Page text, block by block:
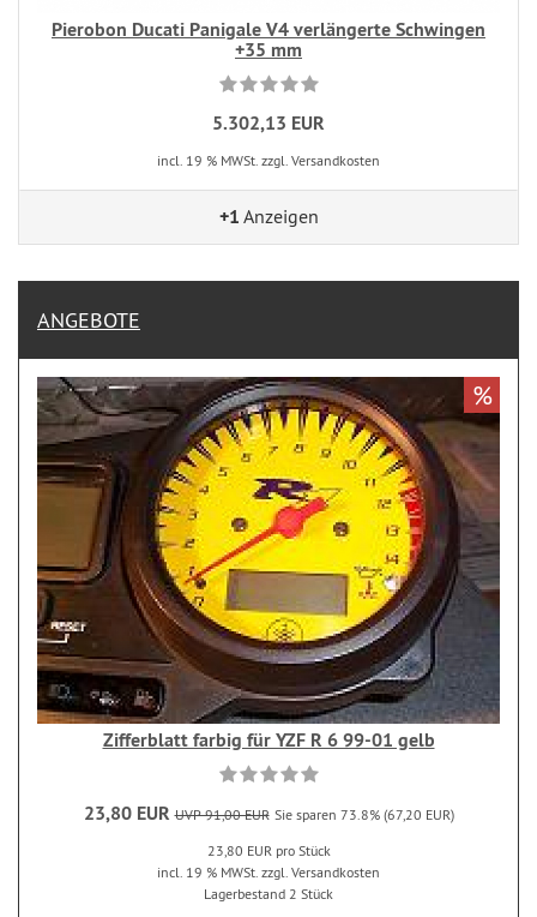
Pierobon Ducati Panigale V4 verlängerte Schwingen
+35 mm
5.302,13 EUR
incl. 19 % MWSt. zzgl. Versandkosten
+1 Anzeigen
ANGEBOTE
Zifferblatt farbig für YZF R 6 99-01 gelb
23,80 EUR UVP 91,00 EUR Sie sparen 73.8% (67,20 EUR)
23,80 EUR pro Stück
incl. 19 % MWSt. zzgl. Versandkosten
Lagerbestand 2 Stück
%